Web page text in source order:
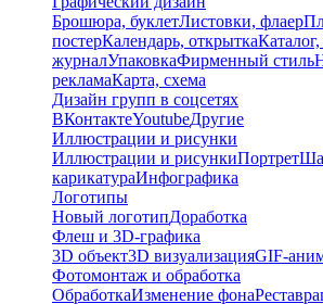
Брошюра, буклетЛистовки, флаер
постерКалендарь, открытка
журналУпаковкаФирменный стиль
рекламаКарта, схема
Дизайн групп в соцсетях
ВКонтактеYoutubeДругие
Иллюстрации и рисунки
Иллюстрации и рисункиПортрет
карикатураИнфографика
Логотипы
Новый логотипДоработка
Флеш и 3D-графика
3D объект3D визуализацияGIF-
Фотомонтаж и обработка
ОбработкаИзменение фона